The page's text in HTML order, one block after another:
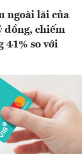
ngoài lãi của
đồng, chiếm
41% so với